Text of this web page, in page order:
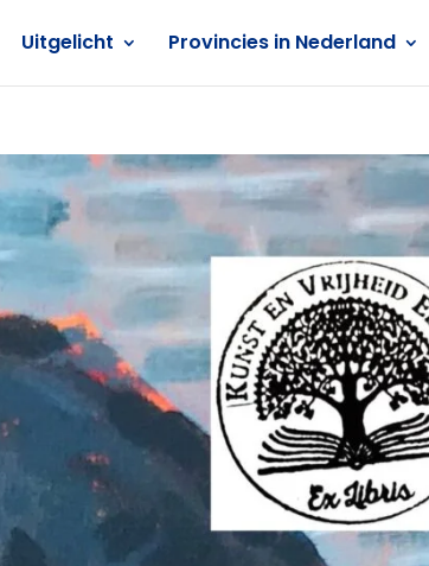
Uitgelicht Provincies in Nederland